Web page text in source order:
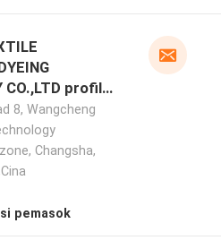
CO.,LTD profil
8, Wangcheng
Changsha,
pemasok